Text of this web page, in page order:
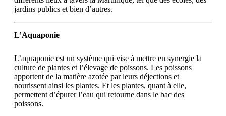
jardins publics et bien d’autres.
L’Aquaponie
L’aquaponie est un système qui vise à mettre en synergie la
culture de plantes et l’élevage de poissons. Les poissons
apportent de la matière azotée par leurs déjections et
nourissent ainsi les plantes. Et les plantes, quant à elle,
permettent d’épurer l’eau qui retourne dans le bac des
poissons.